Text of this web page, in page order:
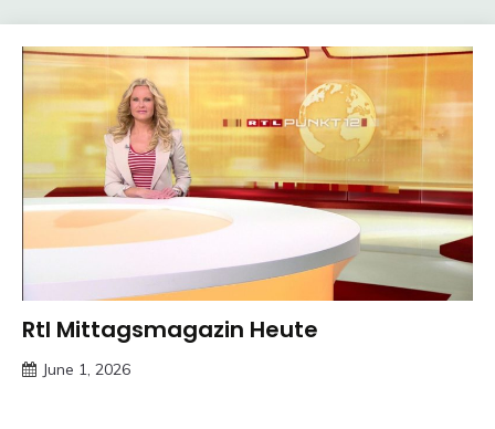
Trends
Rtl Mittagsmagazin Heute
June 1, 2026